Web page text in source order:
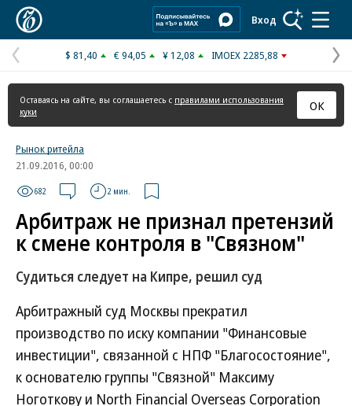
Вход
Предыдущая
страница
$ 81,40 € 94,05 ¥ 12,08 IMOEX 2285,88
Оставаясь на сайте, вы соглашаетесь с правилами использования
куки
ОК
Рынок ритейла
21.09.2016, 00:00
682 2 мин.
Арбитраж не признал претензий
к смене контроля в "Связном"
Судиться следует на Кипре, решил суд
Арбитражный суд Москвы прекратил
производство по иску компании "Финансовые
инвестиции", связанной с НПФ "Благосостояние",
к основателю группы "Связной" Максиму
Ноготкову и North Financial Overseas Corporation